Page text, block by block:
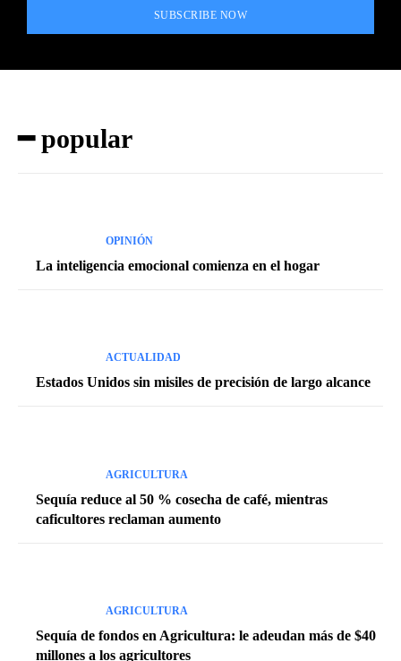
SUBSCRIBE NOW
━ popular
OPINIÓN
La inteligencia emocional comienza en el hogar
ACTUALIDAD
Estados Unidos sin misiles de precisión de largo alcance
AGRICULTURA
Sequía reduce al 50 % cosecha de café, mientras
caficultores reclaman aumento
AGRICULTURA
Sequía de fondos en Agricultura: le adeudan más de $40
millones a los agricultores